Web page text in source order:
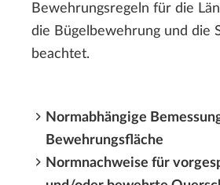
Bewehrungsregeln für die
die Bügelbewehrung und die
beachtet.
Normabhängige
Bewehrungsfläche
Normnachweise für